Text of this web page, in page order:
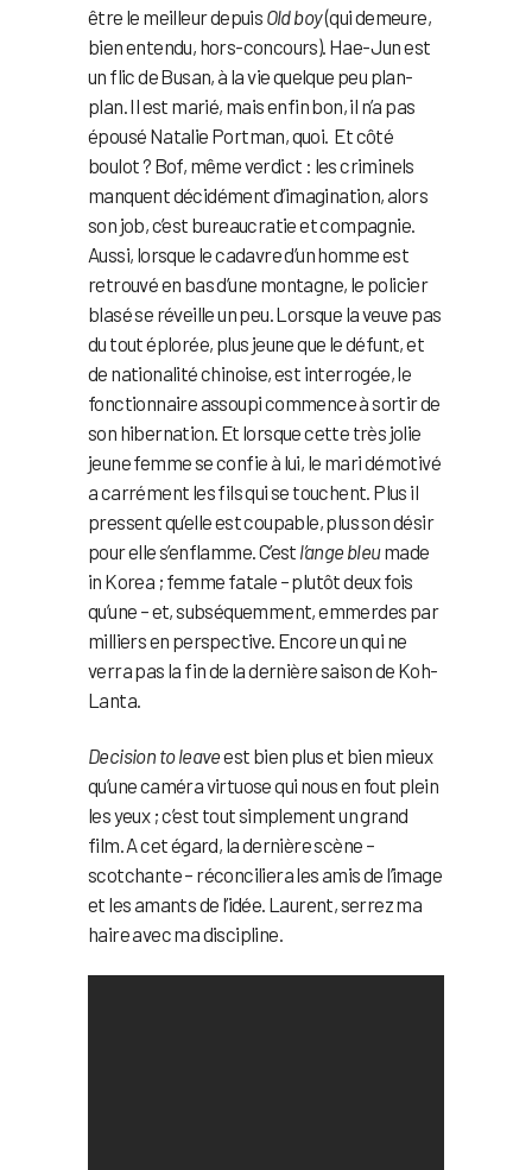
être le meilleur depuis Old boy(qui demeure,
bien entendu, hors-concours). Hae-Jun est
un flic de Busan, à la vie quelque peu plan-
plan. Il est marié, mais enfin bon, il n’a pas
épousé Natalie Portman, quoi. Et côté
boulot ? Bof, même verdict : les criminels
manquent décidément d’imagination, alors
son job, c’est bureaucratie et compagnie.
Aussi, lorsque le cadavre d’un homme est
retrouvé en bas d’une montagne, le policier
blasé se réveille un peu. Lorsque la veuve pas
du tout éplorée, plus jeune que le défunt, et
de nationalité chinoise, est interrogée, le
fonctionnaire assoupi commence à sortir de
son hibernation. Et lorsque cette très jolie
jeune femme se confie à lui, le mari démotivé
a carrément les fils qui se touchent. Plus il
pressent qu’elle est coupable, plus son désir
pour elle s’enflamme. C’est l’ange bleumade
in Korea ; femme fatale – plutôt deux fois
qu’une – et, subséquemment, emmerdes par
milliers en perspective. Encore un qui ne
verra pas la fin de la dernière saison de Koh-
Lanta.
Decision to leaveest bien plus et bien mieux
qu’une caméra virtuose qui nous en fout plein
les yeux ; c’est tout simplement un grand
film. A cet égard, la dernière scène –
scotchante – réconciliera les amis de l’image
et les amants de l’idée. Laurent, serrez ma
haire avec ma discipline.